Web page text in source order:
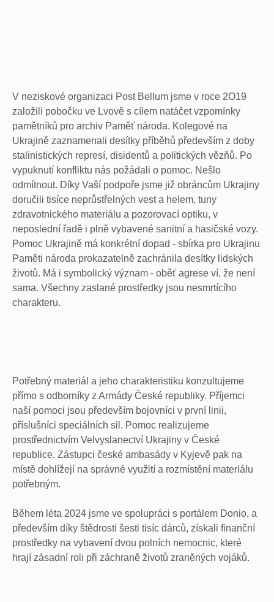
V neziskové organizaci Post Bellum jsme v roce 2O19
založili pobočku ve Lvově s cílem natáčet vzpomínky
pamětníků pro archiv Paměť národa. Kolegové na
Ukrajině zaznamenali desítky příběhů především z doby
stalinistických represí, disidentů a politických vězňů. Po
vypuknutí konfliktu nás požádali o pomoc. Nešlo
odmítnout. Díky Vaší podpoře jsme již obráncům Ukrajiny
doručili tisíce neprůstřelných vest a helem, tuny
zdravotnického materiálu a pozorovací optiku, v
neposlední řadě i plně vybavené sanitní a hasičské vozy.
Pomoc Ukrajině má konkrétní dopad - sbírka pro Ukrajinu
Paměti národa prokazatelně zachránila desítky lidských
životů. Má i symbolický význam - oběť agrese ví, že není
sama. Všechny zaslané prostředky jsou nesmrtícího
charakteru.
Potřebný materiál a jeho charakteristiku konzultujeme
přímo s odborníky z Armády České republiky. Příjemci
naší pomoci jsou především bojovníci v první linii,
příslušníci speciálních sil. Pomoc realizujeme
prostřednictvím Velvyslanectví Ukrajiny v České
republice. Zástupci české ambasády v Kyjevě pak na
místě dohlížejí na správné využití a rozmístění materiálu
potřebným.
Během léta 2024 jsme ve spolupráci s portálem Donio, a
především díky štědrosti šesti tisíc dárců, získali finanční
prostředky na vybavení dvou polních nemocnic, které
hrají zásadní roli při záchraně životů zraněných vojáků.